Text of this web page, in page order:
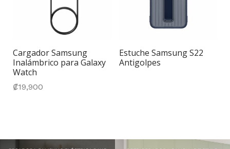
Cargador Samsung
Inalámbrico para Galaxy
Watch
₡19,900
Estuche Samsung S22
Antigolpes